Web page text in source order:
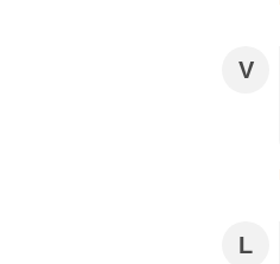
V
L